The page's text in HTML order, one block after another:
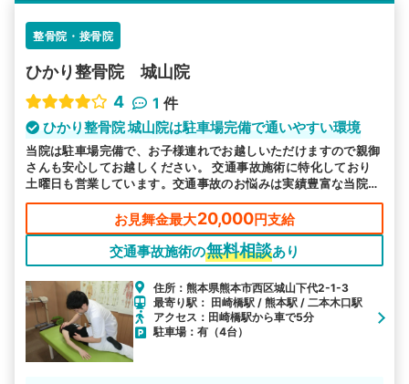
整骨院・接骨院
ひかり整骨院 城山院
4
1 件
ひかり整骨院 城山院は駐車場完備で通いやすい環境
当院は駐車場完備で、お子様連れでお越しいただけますので親御
さんも安心してお越しください。 交通事故施術に特化しており
土曜日も営業しています。交通事故のお悩みは実績豊富な当院へ
お任せください。
お見舞金最大20,000円支給
交通事故施術の無料相談あり
住所：熊本県熊本市西区城山下代2-1-3
最寄り駅： 田崎橋駅 / 熊本駅 / 二本木口駅
アクセス：田崎橋駅から車で5分
駐車場：有（4台）